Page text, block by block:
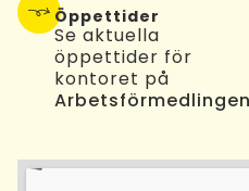
Öppettider
Se aktuella
öppettider för
kontoret på
Arbetsförmedlingen